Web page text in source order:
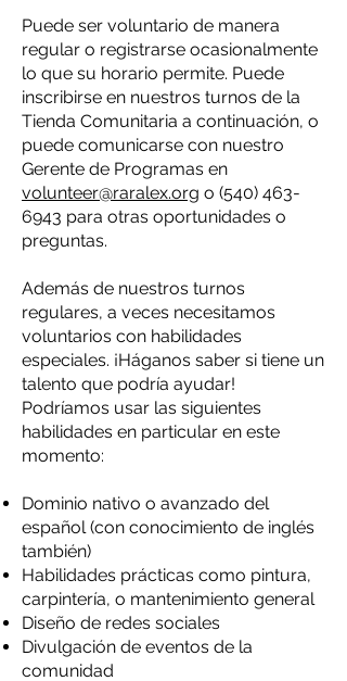
Puede ser voluntario de manera
regular o registrarse ocasionalmente
lo que su horario permite. Puede
inscribirse en nuestros turnos de la
Tienda Comunitaria a continuación, o
puede comunicarse con nuestro
Gerente de Programas en
volunteer@raralex.org o (540) 463-
6943 para otras oportunidades o
preguntas.
Además de nuestros turnos
regulares, a veces necesitamos
voluntarios con habilidades
especiales. ¡Háganos saber si tiene un
talento que podría ayudar!
Podríamos usar las siguientes
habilidades en particular en este
momento:
Dominio nativo o avanzado del
español (con conocimiento de inglés
también)
Habilidades prácticas como pintura,
carpintería, o mantenimiento general
Diseño de redes sociales
Divulgación de eventos de la
comunidad